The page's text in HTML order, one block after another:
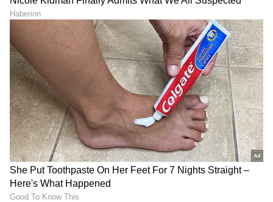
"ರಾಜಕೀಯ ಬೇಡ, ಸಿನಿಮಾನೇ ಪ್ರಾಣ":
ಕನಕೋತ್ಸವದಲ್ಲಿ ರಿಷಬ್ ಶೆಟ್ಟಿ | Rishab
Shetty speech | Suvarna News
ಶೇ.50 ರಿಂದ ಶೇ.18 ಕ್ಕೆ TAX ಇಳಿಕೆ: ಮೋದಿ-
ಟ್ರಂಪ್ ಐತಿಹಾಸಿಕ ಒಪ್ಪಂದ | India US
Trade Deal | Party Rounds